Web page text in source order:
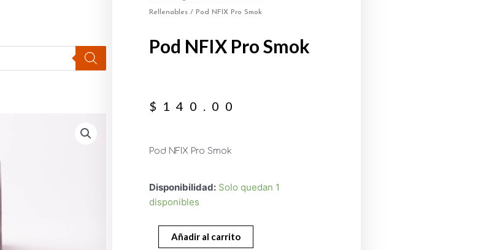
Rellenables / Pod NFIX Pro Smok
Pod NFIX Pro Smok
$ 140.00
Pod NFIX Pro Smok
Disponibilidad: Solo quedan 1
disponibles
Añadir al carrito